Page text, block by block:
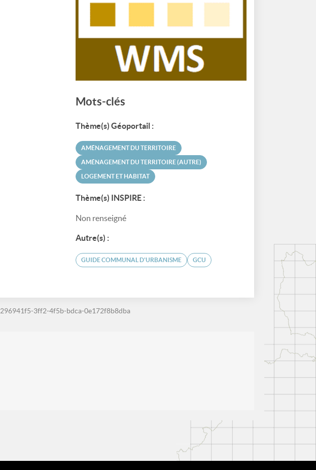
Mots-clés
Thème(s) Géoportail :
AMÉNAGEMENT DU TERRITOIRE
AMÉNAGEMENT DU TERRITOIRE (AUTRE)
LOGEMENT ET HABITAT
Thème(s) INSPIRE :
Non renseigné
Autre(s) :
GUIDE COMMUNAL D'URBANISME GCU
296941f5-3ff2-4f5b-bdca-0e172f8b8dba